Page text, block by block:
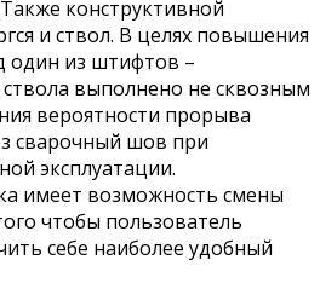
конструктивной
и ствол. В целях повышения
один из штифтов –
выполнено не сквозным
вероятности прорыва
сварочный шов при
эксплуатации.
имеет возможность смены
чтобы пользователь
себе наиболее удобный